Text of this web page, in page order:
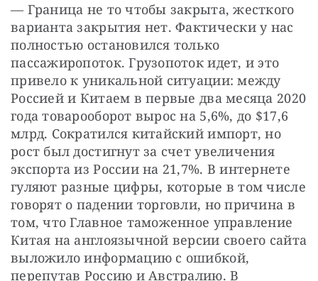
— Граница не то чтобы закрыта, жесткого
варианта закрытия нет. Фактически у нас
полностью остановился только
пассажиропоток. Грузопоток идет, и это
привело к уникальной ситуации: между
Россией и Китаем в первые два месяца 2020
года товарооборот вырос на 5,6%, до $17,6
млрд. Сократился китайский импорт, но
рост был достигнут за счет увеличения
экспорта из России на 21,7%. В интернете
гуляют разные цифры, которые в том числе
говорят о падении торговли, но причина в
том, что Главное таможенное управление
Китая на англоязычной версии своего сайта
выложило информацию с ошибкой,
перепутав Россию и Австралию. В